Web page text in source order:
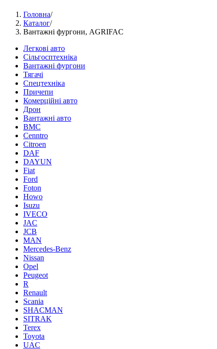
Головна/
Каталог/
Вантажні фургони, AGRIFAC
Легкові авто
Сільгосптехніка
Вантажні фургони
Тягачі
Спецтехніка
Причепи
Комерційні авто
Дрон
Вантажні авто
BMC
Cenntro
Citroen
DAF
DAYUN
Fiat
Ford
Foton
Howo
Isuzu
IVECO
JAC
JCB
MAN
Mercedes-Benz
Nissan
Opel
Peugeot
R
Renault
Scania
SHACMAN
SITRAK
Terex
Toyota
UAC